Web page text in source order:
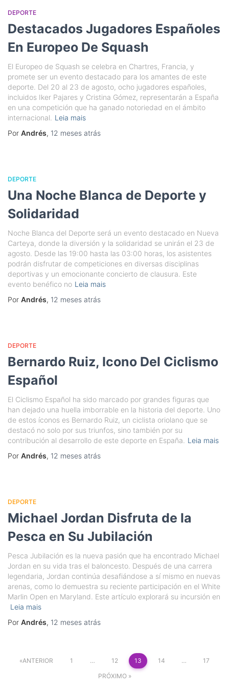
DEPORTE
Destacados Jugadores Españoles
En Europeo De Squash
El Europeo de Squash se celebra en Chartres, Francia, y
promete ser un evento destacado para los amantes de este
deporte. Del 20 al 23 de agosto, ocho jugadores españoles,
incluidos Iker Pajares y Cristina Gómez, representarán a España
en una competición que ha ganado notoriedad en el ámbito
internacional.
Leia mais
Por Andrés, 12 meses atrás
DEPORTE
Una Noche Blanca de Deporte y
Solidaridad
Noche Blanca del Deporte será un evento destacado en Nueva
Carteya, donde la diversión y la solidaridad se unirán el 23 de
agosto. Desde las 19:00 hasta las 03:00 horas, los asistentes
podrán disfrutar de competiciones en diversas disciplinas
deportivas y un emocionante concierto de clausura. Este
evento benéfico no Leia mais
Por Andrés, 12 meses atrás
DEPORTE
Bernardo Ruiz, Icono Del Ciclismo
Español
El Ciclismo Español ha sido marcado por grandes figuras que
han dejado una huella imborrable en la historia del deporte. Uno
de estos íconos es Bernardo Ruiz, un ciclista oriolano que se
destacó no solo por sus triunfos, sino también por su
contribución al desarrollo de este deporte en España.
Leia mais
Por Andrés, 12 meses atrás
DEPORTE
Michael Jordan Disfruta de la
Pesca en Su Jubilación
Pesca Jubilación es la nueva pasión que ha encontrado Michael
Jordan en su vida tras el baloncesto. Después de una carrera
legendaria, Jordan continúa desafiándose a sí mismo en nuevas
arenas, como lo demuestra su reciente participación en el White
Marlin Open en Maryland. Este artículo explorará su incursión en
Leia mais
Por Andrés, 12 meses atrás
Paginação
ANTERIOR 1 … 12 13 14 …
17
PRÓXIMO